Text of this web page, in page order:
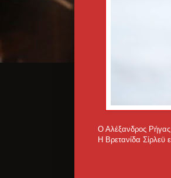
Ο Αλέξανδρος Ρήγας
Η Βρετανίδα Σίρλεϋ